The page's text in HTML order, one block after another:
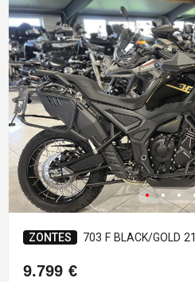
ZONTES 703 F BLACK/GOLD 21
9.799 €